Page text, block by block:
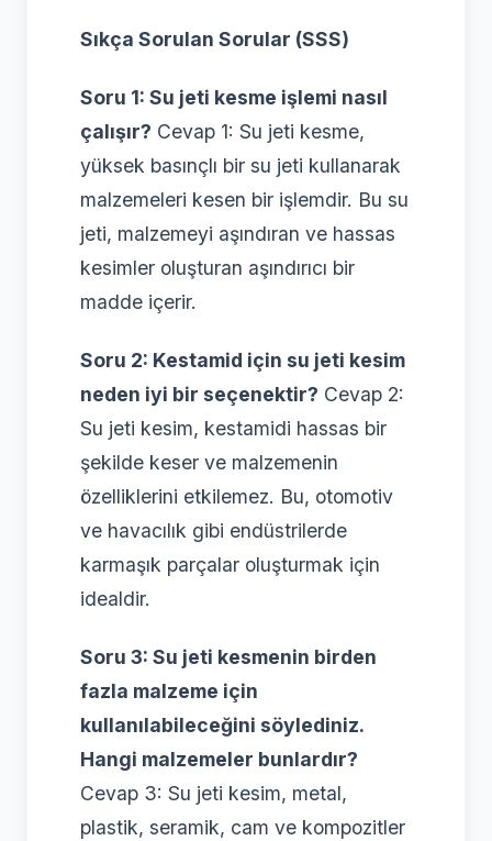
Sıkça Sorulan Sorular (SSS)
Soru 1: Su jeti kesme işlemi nasıl
çalışır? Cevap 1: Su jeti kesme,
yüksek basınçlı bir su jeti kullanarak
malzemeleri kesen bir işlemdir. Bu su
jeti, malzemeyi aşındıran ve hassas
kesimler oluşturan aşındırıcı bir
madde içerir.
Soru 2: Kestamid için su jeti kesim
neden iyi bir seçenektir? Cevap 2:
Su jeti kesim, kestamidi hassas bir
şekilde keser ve malzemenin
özelliklerini etkilemez. Bu, otomotiv
ve havacılık gibi endüstrilerde
karmaşık parçalar oluşturmak için
idealdir.
Soru 3: Su jeti kesmenin birden
fazla malzeme için
kullanılabileceğini söylediniz.
Hangi malzemeler bunlardır?
Cevap 3: Su jeti kesim, metal,
plastik, seramik, cam ve kompozitler